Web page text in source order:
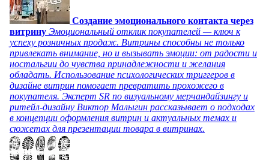
Создание эмоционального контакта через
витрину Эмоциональный отклик покупателей — ключ к
успеху розничных продаж. Витрины способны не только
привлекать внимание, но и вызывать эмоции: от радости и
ностальгии до чувства принадлежности и желания
обладать. Использование психологических триггеров в
дизайне витрин помогает превратить прохожего в
покупателя. Эксперт SR по визуальному мерчандайзингу и
ритейл-дизайну Виктор Малыгин рассказывает о подходах
в концепции оформления витрин и актуальных темах и
сюжетах для презентации товара в витринах.